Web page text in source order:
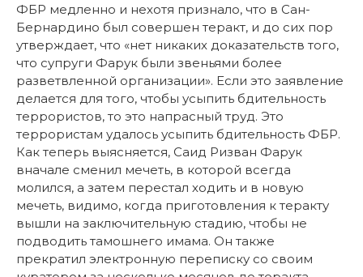
ФБР медленно и нехотя признало, что в Сан-
Бернардино был совершен теракт, и до сих пор
утверждает, что «нет никаких доказательств того,
что супруги Фарук были звеньями более
разветвленной организации». Если это заявление
делается для того, чтобы усыпить бдительность
террористов, то это напрасный труд. Это
террористам удалось усыпить бдительность ФБР.
Как теперь выясняется, Саид Ризван Фарук
вначале сменил мечеть, в которой всегда
молился, а затем перестал ходить и в новую
мечеть, видимо, когда приготовления к теракту
вышли на заключительную стадию, чтобы не
подводить тамошнего имама. Он также
прекратил электронную переписку со своим